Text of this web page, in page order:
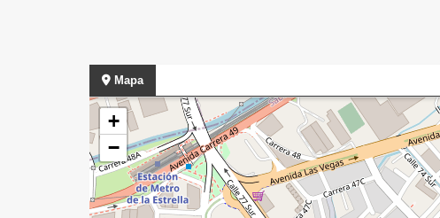
Mapa
+
−